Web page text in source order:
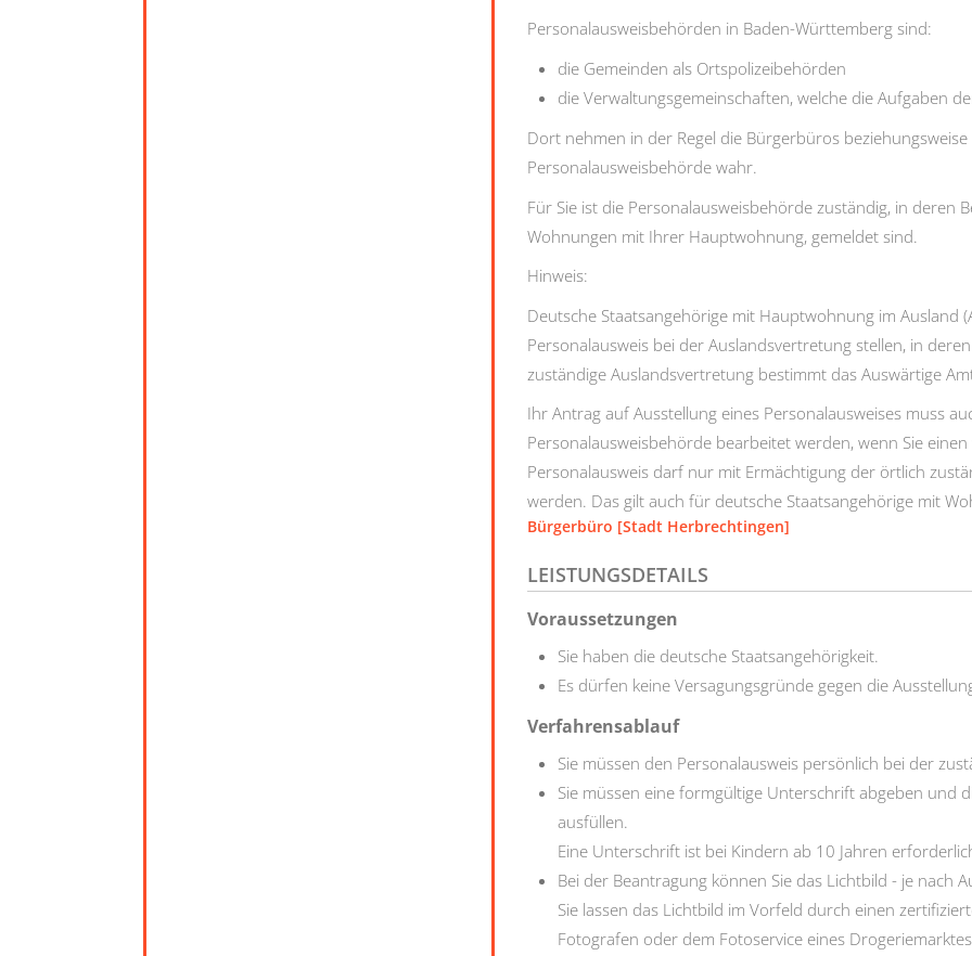
Personalausweisbehörden in Baden-Württemberg sind:
die Gemeinden als Ortspolizeibehörden
die Verwaltungsgemeinschaften, welche die Aufgaben
Dort nehmen in der Regel die Bürgerbüros beziehungsweise
Personalausweisbehörde wahr.
Für Sie ist die Personalausweisbehörde zuständig, in deren
Wohnungen mit Ihrer Hauptwohnung, gemeldet sind.
Hinweis:
Deutsche Staatsangehörige mit Hauptwohnung im Ausland
Personalausweis bei der Auslandsvertretung stellen, in
zuständige Auslandsvertretung bestimmt das Auswärtige
Ihr Antrag auf Ausstellung eines Personalausweises muss
Personalausweisbehörde bearbeitet werden, wenn Sie
Personalausweis darf nur mit Ermächtigung der örtlich
werden. Das gilt auch für deutsche Staatsangehörige mit
Bürgerbüro [Stadt Herbrechtingen]
LEISTUNGSDETAILS
Voraussetzungen
Sie haben die deutsche Staatsangehörigkeit.
Es dürfen keine Versagungsgründe gegen die
Verfahrensablauf
Sie müssen den Personalausweis persönlich bei der
Sie müssen eine formgültige Unterschrift abgeben und
ausfüllen.
Eine Unterschrift ist bei Kindern ab 10 Jahren
Bei der Beantragung können Sie das Lichtbild - je nach
Sie lassen das Lichtbild im Vorfeld durch einen
Fotografen oder dem Fotoservice eines